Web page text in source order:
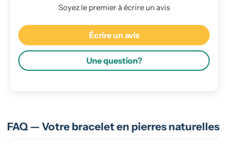
Soyez le premier à écrire un avis
Écrire un avis
Une question?
FAQ — Votre bracelet en pierres naturelles